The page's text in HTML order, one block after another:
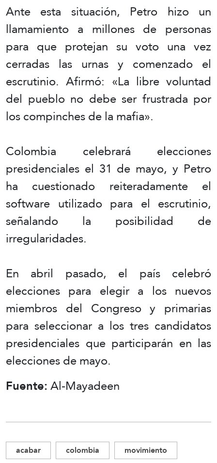
Ante esta situación, Petro hizo un
llamamiento a millones de personas
para que protejan su voto una vez
cerradas las urnas y comenzado el
escrutinio. Afirmó: «La libre voluntad
del pueblo no debe ser frustrada por
los compinches de la mafia».
Colombia celebrará elecciones
presidenciales el 31 de mayo, y Petro
ha cuestionado reiteradamente el
software utilizado para el escrutinio,
señalando la posibilidad de
irregularidades.
En abril pasado, el país celebró
elecciones para elegir a los nuevos
miembros del Congreso y primarias
para seleccionar a los tres candidatos
presidenciales que participarán en las
elecciones de mayo.
Fuente:Al-Mayadeen
acabar colombia movimiento